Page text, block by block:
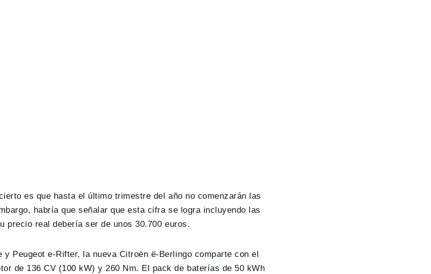
es que hasta el último trimestre del año no comenzarán las
habría que señalar que esta cifra se logra incluyendo las
precio real debería ser de unos 30.700 euros.
Peugeot e-Rifter, la nueva Citroën ë-Berlingo comparte con el
de 136 CV (100 kW) y 260 Nm. El pack de baterías de 50 kWh